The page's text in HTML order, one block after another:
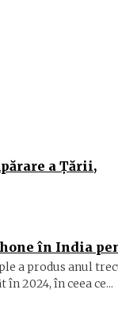
a Ţării,
în India
a produs anul
2024, în ceea ce...